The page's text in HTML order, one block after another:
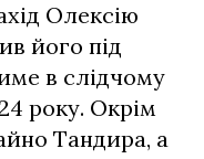
Олексію
його під
в слідчому
року. Окрім
Тандира, а